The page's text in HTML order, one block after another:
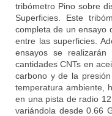
tribómetro Pino sobre
Superficies. Este
completa de un ensayo
entre las superficies.
ensayos se
cantidades CNTs en
carbono y de la
temperatura ambiente,
en una pista de radio
variándola desde 0.66